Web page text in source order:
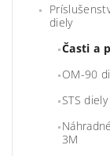
diely
Časti a
OM-90
STS
3M